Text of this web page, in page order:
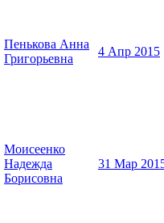
Пенькова Анна
Григорьевна
4 Апр 2015
Моисеенко
Надежда
Борисовна
31 Мар